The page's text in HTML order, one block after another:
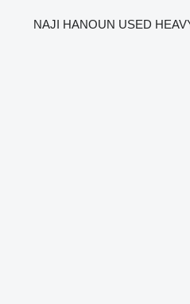
NAJI HANOUN USED